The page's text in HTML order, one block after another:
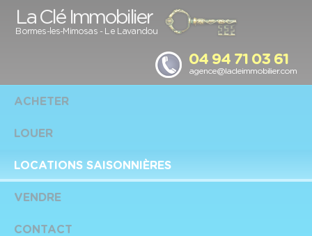
La Clé Immobilier
Bormes-les-Mimosas- Le Lavandou
04 94 71 03 61
agence@lacleimmobilier.com
ACHETER
LOUER
LOCATIONS SAISONNIÈRES
VENDRE
CONTACT